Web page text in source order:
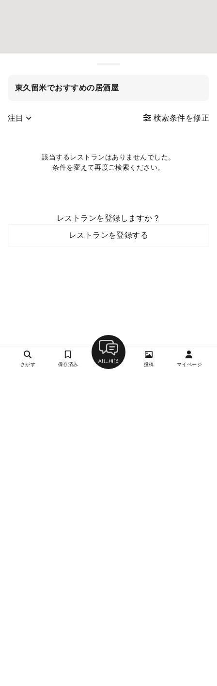
東久留米でおすすめの居酒屋
注目 検索条件を修正
該当するレストランはありませんでした。
条件を変えて再度ご検索ください。
レストランを登録しますか？
レストランを登録する
さがす 保存済み
AIに相談
投稿 マイページ